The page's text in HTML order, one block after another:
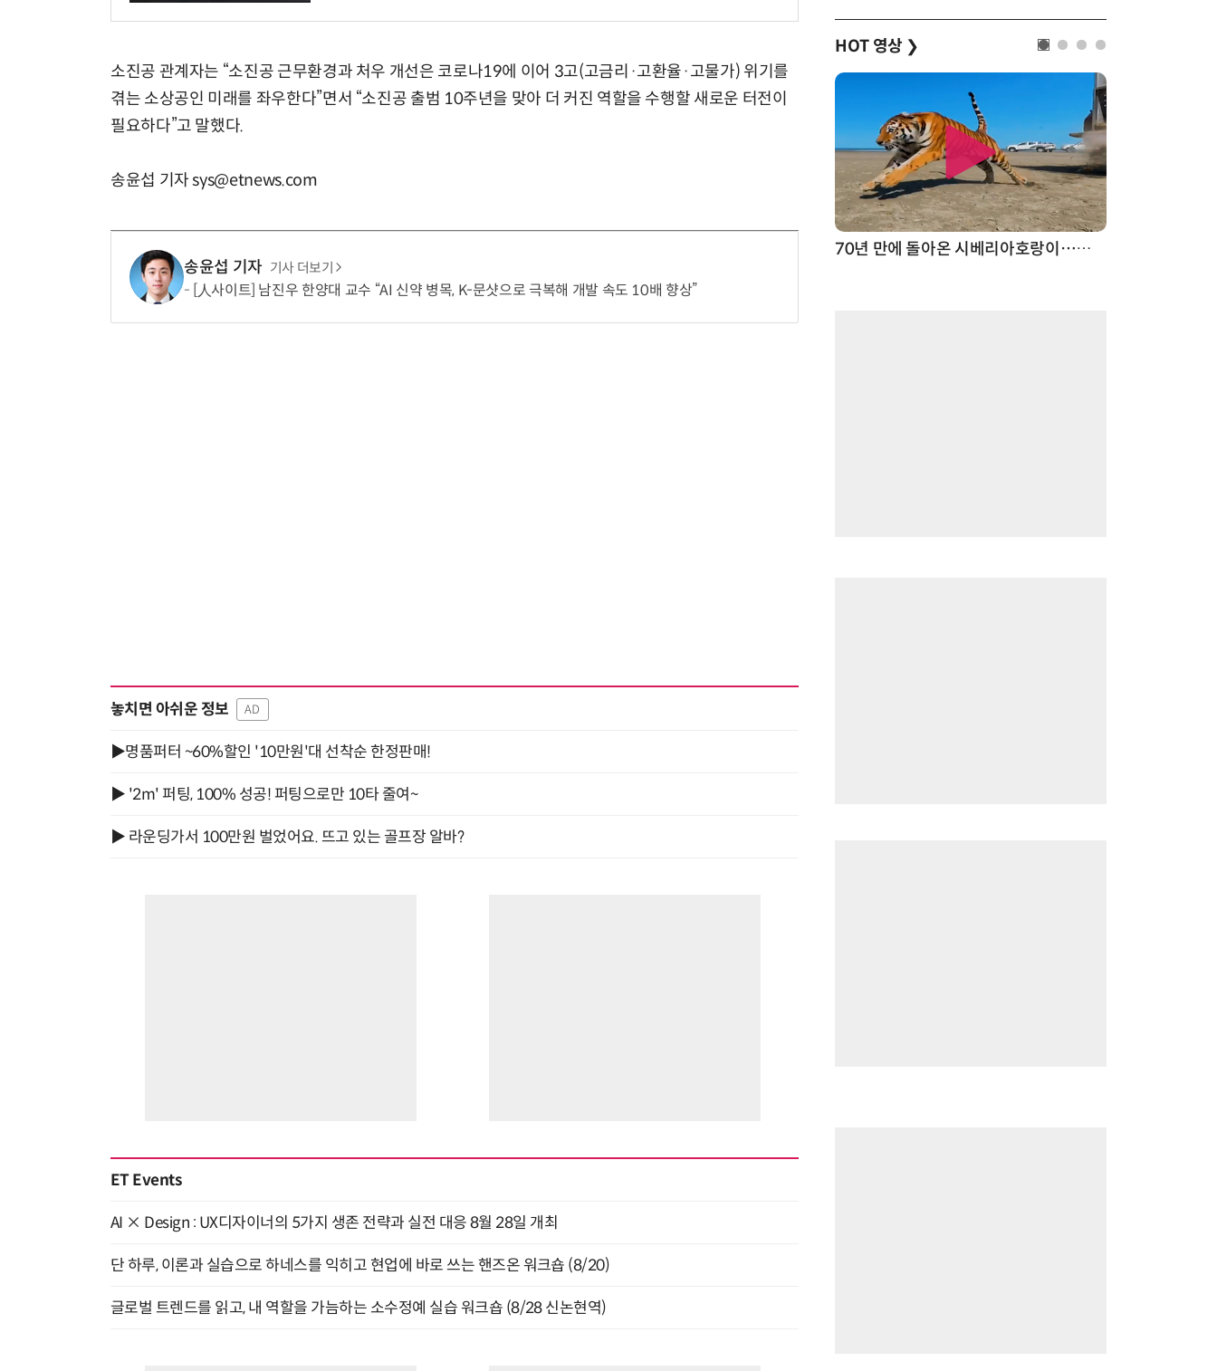
소진공 관계자는 “소진공 근무환경과 처우 개선은 코로나19에 이어 3고(고금리·고환율·고물가) 위기를
겪는 소상공인 미래를 좌우한다”면서 “소진공 출범 10주년을 맞아 더 커진 역할을 수행할 새로운 터전이
필요하다”고 말했다.
송윤섭 기자 sys@etnews.com
송윤섭 기자 기사 더보기
[人사이트] 남진우 한양대 교수 “AI 신약 병목, K-문샷으로 극복해 개발 속도 10배 향상”
놓치면 아쉬운 정보 AD
▶명품퍼터 ~60%할인 '10만원'대 선착순 한정판매!
▶ '2m' 퍼팅, 100% 성공! 퍼팅으로만 10타 줄여~
▶ 라운딩가서 100만원 벌었어요. 뜨고 있는 골프장 알바?
ET Events
AI × Design : UX디자이너의 5가지 생존 전략과 실전 대응 8월 28일 개최
단 하루, 이론과 실습으로 하네스를 익히고 현업에 바로 쓰는 핸즈온 워크숍 (8/20)
글로벌 트렌드를 읽고, 내 역할을 가늠하는 소수정예 실습 워크숍 (8/28 신논현역)
HOT 영상 ❯
70년 만에 돌아온 시베리아호랑이…카자흐스탄 야생에 풀렸다